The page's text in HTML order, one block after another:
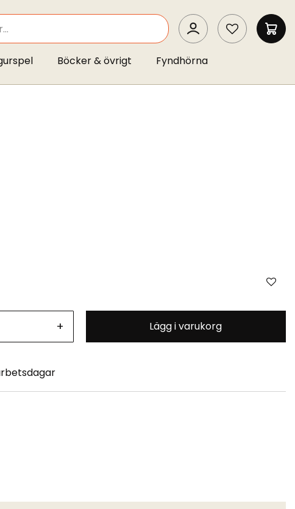
SEARCH
MIN
Böcker & övrigt Fyndhörna
+ Lägg i varukorg